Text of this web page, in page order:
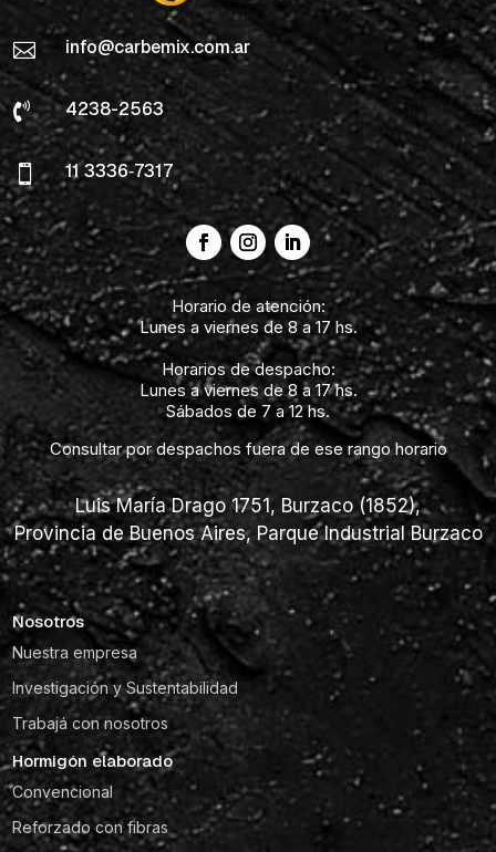
 info@carbemix.com.ar
 4238-2563
 11 3336‑7317
Horario de atención:
Lunes a viernes de 8 a 17 hs.
Horarios de despacho:
Lunes a viernes de 8 a 17 hs.
Sábados de 7 a 12 hs.
Consultar por despachos fuera de ese rango horario
Luis María Drago 1751, Burzaco (1852),
Provincia de Buenos Aires, Parque Industrial Burzaco
Nosotros
Nuestra empresa
Investigación y Sustentabilidad
Trabajá con nosotros
Hormigón elaborado
Convencional
Reforzado con fibras